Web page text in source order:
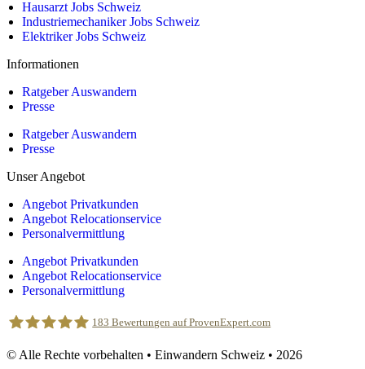
Hausarzt Jobs Schweiz
Industriemechaniker Jobs Schweiz
Elektriker Jobs Schweiz
Informationen
Ratgeber Auswandern
Presse
Ratgeber Auswandern
Presse
Unser Angebot
Angebot Privatkunden
Angebot Relocationservice
Personalvermittlung
Angebot Privatkunden
Angebot Relocationservice
Personalvermittlung
183 Bewertungen auf ProvenExpert.com
© Alle Rechte vorbehalten • Einwandern Schweiz • 2026